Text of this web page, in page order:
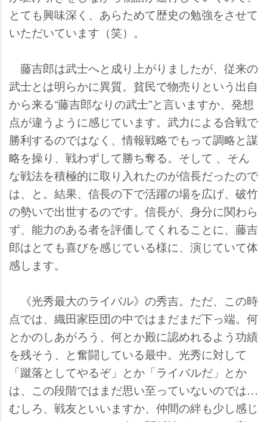
とても興味深く、あらためて歴史の勉強をさせて
いただいています（笑）。
藤吉郎は武士へと成り上がりましたが、従来の
武士とは明らかに異質。貧民で物売りという出自
から来る“藤吉郎なりの武士”と言いますか、発想
点が違うように感じています。武力による合戦で
勝利するのではなく、情報戦略でもって調略と謀
略を操り、戦わずして勝ち奪る。そして 、そん
な戦法を積極的に取り入れたのが信長だったので
は、と。結果、信長の下で活躍の場を広げ、破竹
の勢いで出世するのです。信長が、身分に関わら
ず、能力のある者を評価してくれることに、藤吉
郎はとても喜びを感じている様に、演じていて体
感します。
《光秀最大のライバル》の秀吉。ただ、この時
点では、織田家臣団の中ではまだまだ下っ端。何
とかのしあがろう、何とか殿に認めれるよう功績
を残そう、と奮闘している最中。光秀に対して
「蹴落としてやるぞ」とか「ライバルだ」とか
は、この段階ではまだ思い至っていないのでは…
むしろ、戦友といいますか、仲間の絆も少し感じ